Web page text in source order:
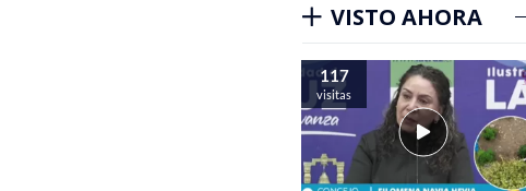
VISTO AHORA
117
visitas